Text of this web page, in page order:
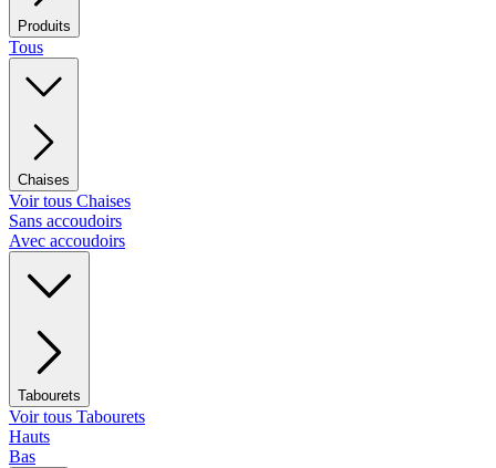
Produits
Tous
Chaises
Voir tous Chaises
Sans accoudoirs
Avec accoudoirs
Tabourets
Voir tous Tabourets
Hauts
Bas